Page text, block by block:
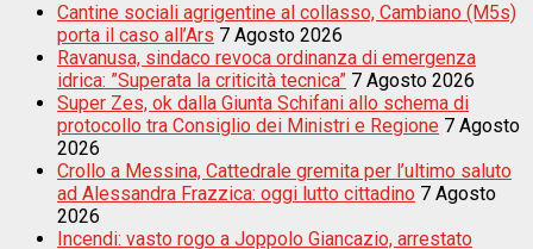
Cantine sociali agrigentine al collasso, Cambiano (M5s)
porta il caso all’Ars 7 Agosto 2026
Ravanusa, sindaco revoca ordinanza di emergenza
idrica: ”Superata la criticità tecnica” 7 Agosto 2026
Super Zes, ok dalla Giunta Schifani allo schema di
protocollo tra Consiglio dei Ministri e Regione 7 Agosto
2026
Crollo a Messina, Cattedrale gremita per l’ultimo saluto
ad Alessandra Frazzica: oggi lutto cittadino 7 Agosto
2026
Incendi: vasto rogo a Joppolo Giancazio, arrestato